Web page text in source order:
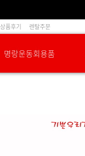
상품후기 렌탈주문
명랑운동회용품